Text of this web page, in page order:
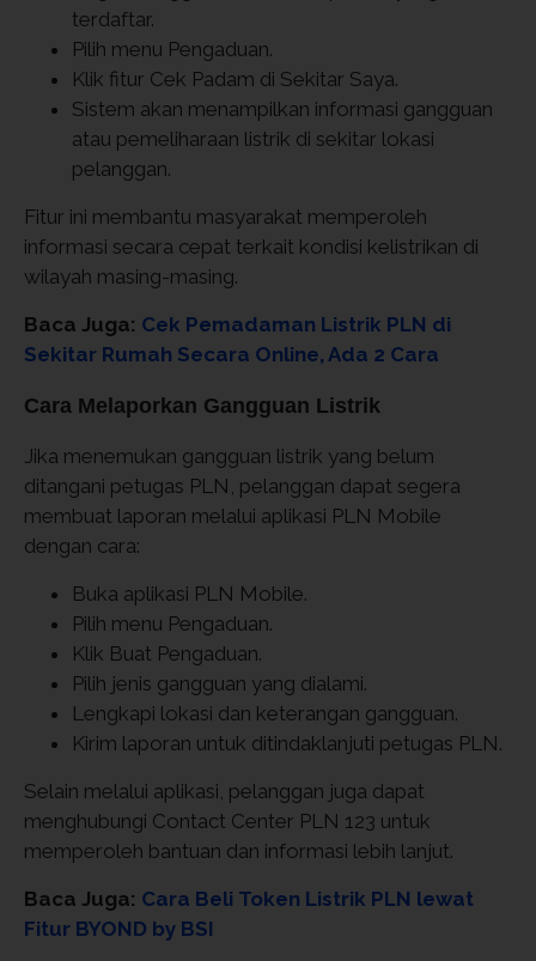
terdaftar.
Pilih menu Pengaduan.
Klik fitur Cek Padam di Sekitar Saya.
Sistem akan menampilkan informasi gangguan
atau pemeliharaan listrik di sekitar lokasi
pelanggan.
Fitur ini membantu masyarakat memperoleh
informasi secara cepat terkait kondisi kelistrikan di
wilayah masing-masing.
Baca Juga: Cek Pemadaman Listrik PLN di
Sekitar Rumah Secara Online, Ada 2 Cara
Cara Melaporkan Gangguan Listrik
Jika menemukan gangguan listrik yang belum
ditangani petugas PLN, pelanggan dapat segera
membuat laporan melalui aplikasi PLN Mobile
dengan cara:
Buka aplikasi PLN Mobile.
Pilih menu Pengaduan.
Klik Buat Pengaduan.
Pilih jenis gangguan yang dialami.
Lengkapi lokasi dan keterangan gangguan.
Kirim laporan untuk ditindaklanjuti petugas PLN.
Selain melalui aplikasi, pelanggan juga dapat
menghubungi Contact Center PLN 123 untuk
memperoleh bantuan dan informasi lebih lanjut.
Baca Juga: Cara Beli Token Listrik PLN lewat
Fitur BYOND by BSI